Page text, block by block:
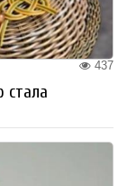
437
стала